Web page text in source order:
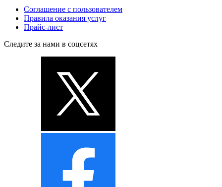
Соглашение с пользователем
Правила оказания услуг
Прайс-лист
Следите за нами в соцсетях